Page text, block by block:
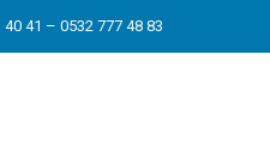
40 41 – 0532 777 48 83